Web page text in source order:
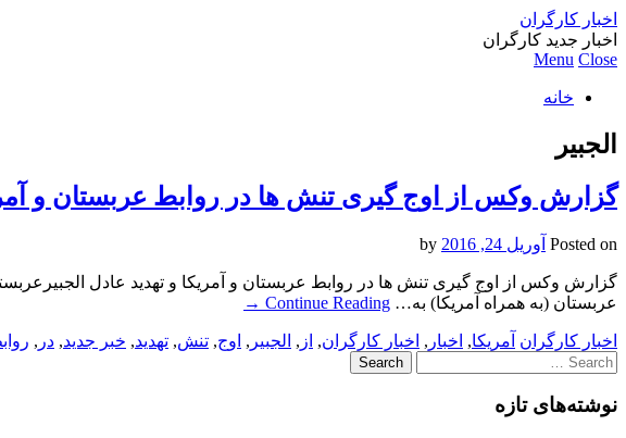
اخبار کارگران
اخبار جدید کارگران
Menu Close
خانه
الجبیر
گزارش وکس از اوج گیری تنش ها در روابط عربستان و
Posted on آوریل 24, 2016
عربستان (به همراه آمریکا) به… Continue Reading
→
اخبار کارگران آمریکا, اخبار , اخبار کارگران, از , الجبیر , اوج, تنش, تهدید, خبر جدید, در ,
Search
for:
نوشته‌های تازه